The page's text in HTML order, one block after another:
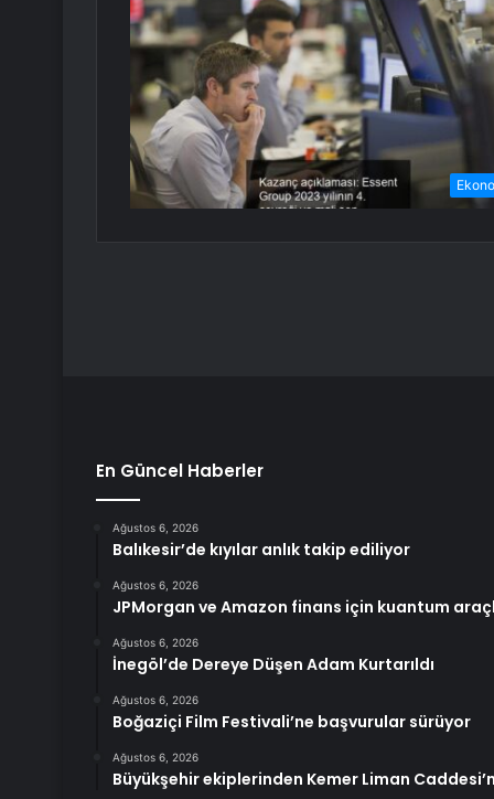
En Güncel Haberler
Ağustos 6, 2026
Balıkesir’de kıyılar anlık takip ediliyor
Ağustos 6, 2026
JPMorgan ve Amazon finans için kuantum
Ağustos 6, 2026
İnegöl’de Dereye Düşen Adam Kurtarıldı
Ağustos 6, 2026
Boğaziçi Film Festivali’ne başvurular sürüyor
Ağustos 6, 2026
Büyükşehir ekiplerinden Kemer Liman